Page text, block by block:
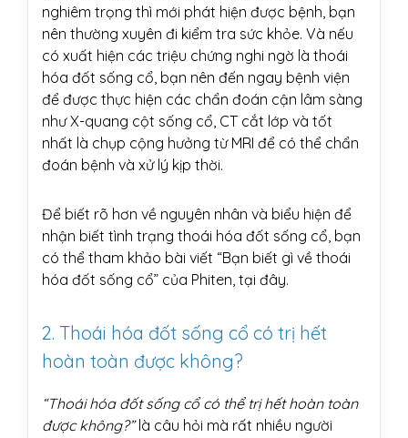
nghiêm trọng thì mới phát hiện được bệnh, bạn
nên thường xuyên đi kiểm tra sức khỏe. Và nếu
có xuất hiện các triệu chứng nghi ngờ là thoái
hóa đốt sống cổ, bạn nên đến ngay bệnh viện
để được thực hiện các chẩn đoán cận lâm sàng
như X-quang cột sống cổ, CT cắt lớp và tốt
nhất là chụp cộng hưởng từ MRI để có thể chẩn
đoán bệnh và xử lý kịp thời.
Để biết rõ hơn về nguyên nhân và biểu hiện để
nhận biết tình trạng thoái hóa đốt sống cổ, bạn
có thể tham khảo bài viết “Bạn biết gì về thoái
hóa đốt sống cổ” của Phiten, tại đây.
2. Thoái hóa đốt sống cổ có trị hết
hoàn toàn được không?
“Thoái hóa đốt sống cổ có thể trị hết hoàn toàn
được không?”là câu hỏi mà rất nhiều người